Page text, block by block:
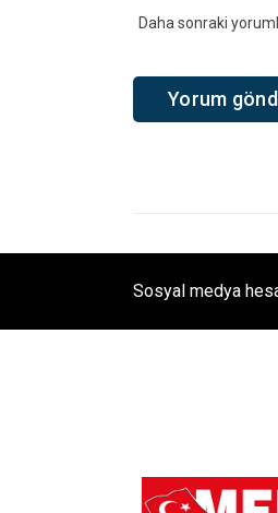
Daha sonraki
Sosyal medya